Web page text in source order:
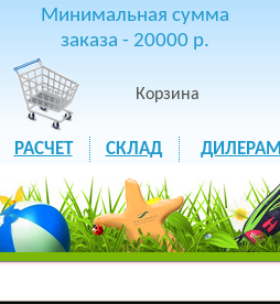
Минимальная сумма
заказа - 20000 р.
Корзина
РАСЧЕТ СКЛАД ДИЛЕРАМ